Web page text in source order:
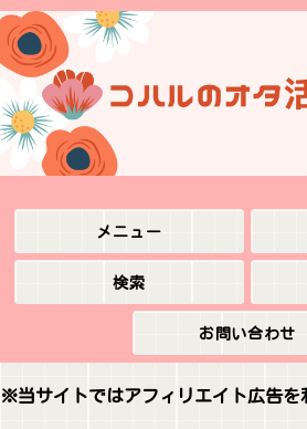
メニュー
検索
お問い合わせ
※当サイトではアフィリエイト広告を